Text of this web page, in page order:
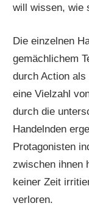
will wissen, wie
Die einzelnen
gemächlichem
durch Action als
eine Vielzahl
durch die
Handelnden
Protagonisten
zwischen ihnen
keiner Zeit
verloren.